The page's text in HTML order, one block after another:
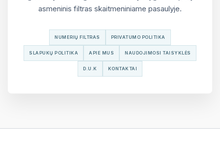
asmeninis filtras skaitmeniniame pasaulyje.
NUMERIŲ FILTRAS PRIVATUMO POLITIKA
SLAPUKŲ POLITIKA APIE MUS NAUDOJIMOSI TAISYKLĖS
D.U.K KONTAKTAI